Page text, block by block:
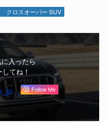
クロスオーバー SUV
入ったら
てね！
Follow Me